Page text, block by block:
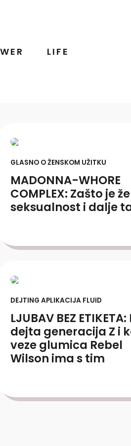
LIFE
GLASNO O ŽENSKOM UŽITKU
MADONNA-WHORE
COMPLEX: Zašto je
seksualnost i dalje
DEJTING APLIKACIJA FLUID
LJUBAV BEZ
dejta generacija Z i
veze glumica Rebel
Wilson ima s tim